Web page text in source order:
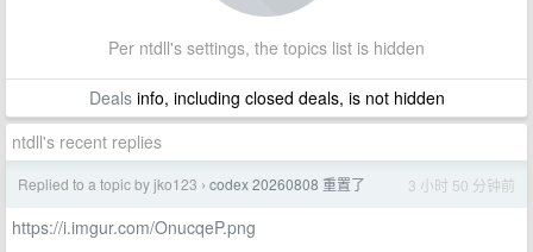
Per ntdll's settings, the topics list is hidden
Dealsinfo, including closed deals, is not hidden
ntdll's recent replies
Replied to a topic by jko123 › codex 20260808 重置了 3 小时 50 分钟前
https://i.imgur.com/OnucqeP.png